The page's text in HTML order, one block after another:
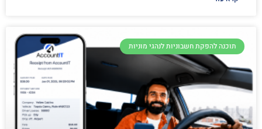
תוכנה להפקת חשבוניות לנהגי מוניות